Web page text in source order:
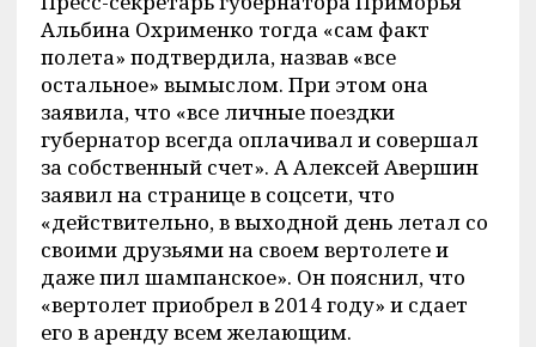
Альбина Охрименко тогда «сам факт
полета» подтвердила, назвав «все
остальное» вымыслом. При этом она
заявила, что «все личные поездки
губернатор всегда оплачивал и совершал
за собственный счет». А Алексей Авершин
заявил на странице в соцсети, что
«действительно, в выходной день летал со
своими друзьями на своем вертолете и
даже пил шампанское». Он пояснил, что
«вертолет приобрел в 2014 году» и сдает
его в аренду всем желающим.